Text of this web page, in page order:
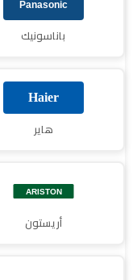
باناسونيك
هاير
أريستون